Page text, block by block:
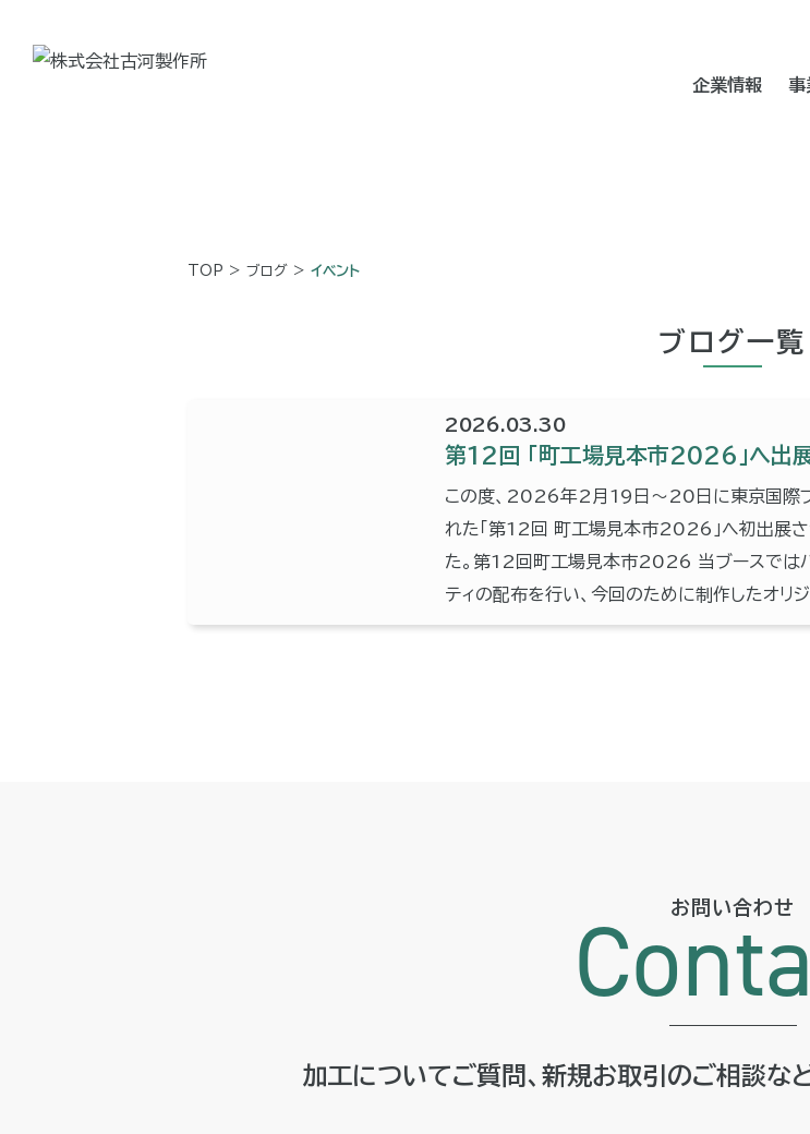
企業情報 事
TOP > ブログ > イベント
ブログ一覧
2026.03.30
第12回 「町工場見本市2026」へ出展
この度、2026年2月19日～20日に東京国際
れた「第12回 町工場見本市2026」へ初出展
た。第12回町工場見本市2026 当ブースではパ
ティの配布を行い、今回のために制作したオリ
お問い合わせ
加工についてご質問、新規お取引のご相談な